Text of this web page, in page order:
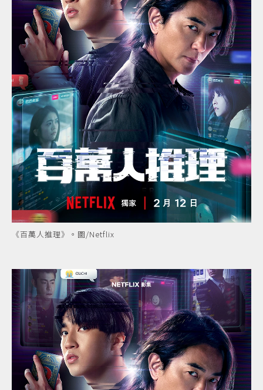
《百萬人推理》。圖/Netflix